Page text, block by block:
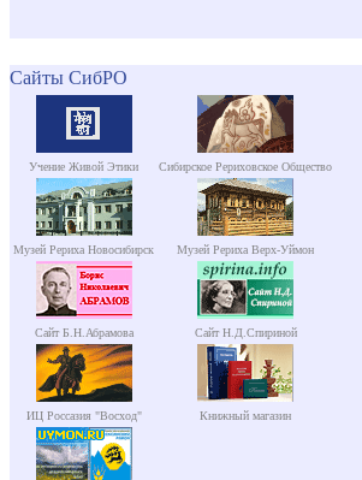
Сайты СибРО
Учение Живой Этики Сибирское Рериховское Общество
Музей Рериха Новосибирск Музей Рериха Верх-Уймон
Сайт Б.Н.Абрамова Сайт Н.Д.Спириной
ИЦ Россазия "Восход" Книжный магазин